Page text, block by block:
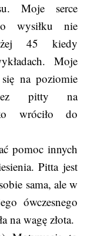
Moje serce
wysiłku nie
45 kiedy
Moje
na poziomie
pitty na
wróciło do
pomoc innych
Pitta jest
sama, ale w
ówczesnego
na wagę złota.